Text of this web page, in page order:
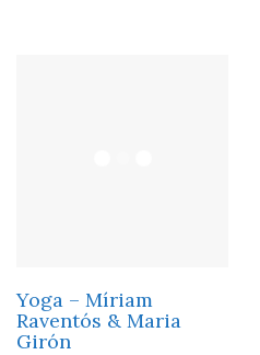
Yoga – Míriam
Raventós & Maria
Girón